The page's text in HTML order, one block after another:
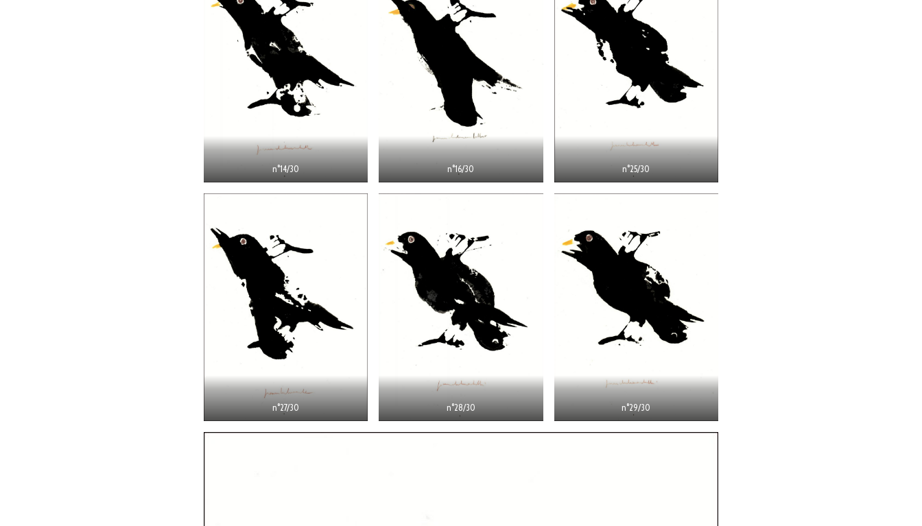
n°14/30 n°16/30 n°25/30
n°27/30 n°28/30 n°29/30